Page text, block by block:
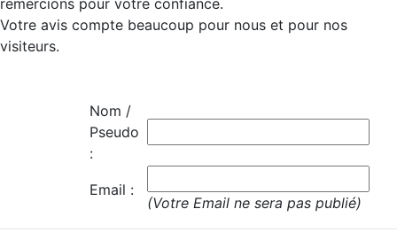
remercions pour votre confiance.
Votre avis compte beaucoup pour nous et pour nos
visiteurs.
Nom /
Pseudo
:
Email :
(Votre Email ne sera pas publié)